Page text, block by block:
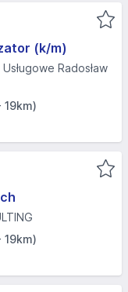
(k/m)
Radosław
19km)
19km)